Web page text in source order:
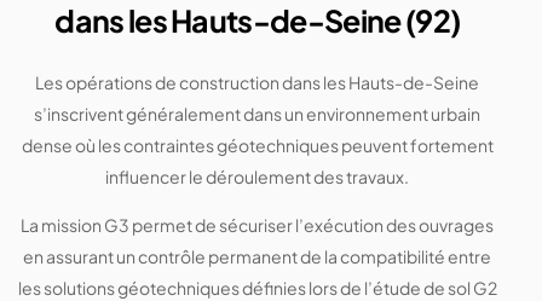
dans les Hauts-de-Seine (92)
Les opérations de construction dans les Hauts-de-Seine
s’inscrivent généralement dans un environnement urbain
dense où les contraintes géotechniques peuvent fortement
influencer le déroulement des travaux.
La mission G3 permet de sécuriser l’exécution des ouvrages
en assurant un contrôle permanent de la compatibilité entre
les solutions géotechniques définies lors de l’étude de sol G2